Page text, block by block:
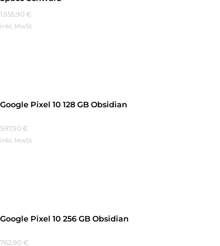
1.555,90 €
inkl. MwSt.
Google Pixel 10 128 GB Obsidian
597,90 €
inkl. MwSt.
Google Pixel 10 256 GB Obsidian
762,90 €